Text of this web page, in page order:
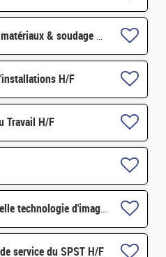
CDD 12 mois - Ingénieur.e matériaux & soudage H/F
H/F
Travail H/F
Postdoc – 24 mois - Nouvelle technologie d'imagerie proche infrarouge H/F
service du SPST H/F